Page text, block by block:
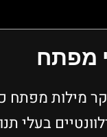
מפתח
מילות מפתח
בעלי